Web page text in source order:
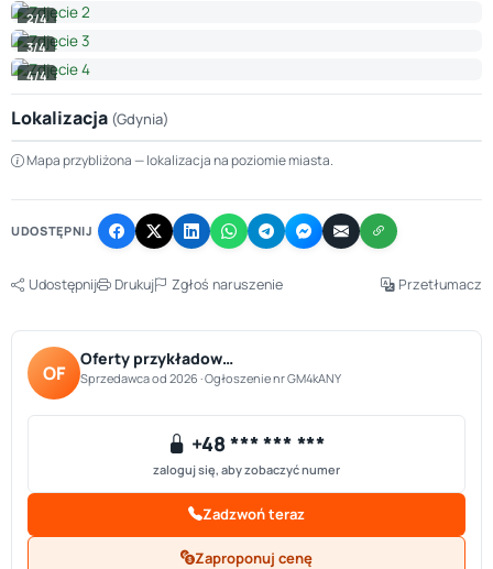
2/4
3/4
4/4
Lokalizacja (Gdynia)
+
−
Mapa przybliżona — lokalizacja na poziomie miasta.
UDOSTĘPNIJ
Udostępnij Drukuj Zgłoś naruszenie Przetłumacz
OF
Oferty przykładow…
Sprzedawca od 2026 · Ogłoszenie nr GM4kANY
+48 *** *** ***
zaloguj się, aby zobaczyć numer
Zadzwoń teraz
Zaproponuj cenę